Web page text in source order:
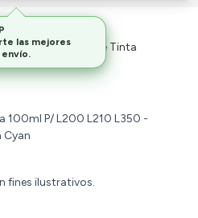
Botellas De Tinta
fines ilustrativos.